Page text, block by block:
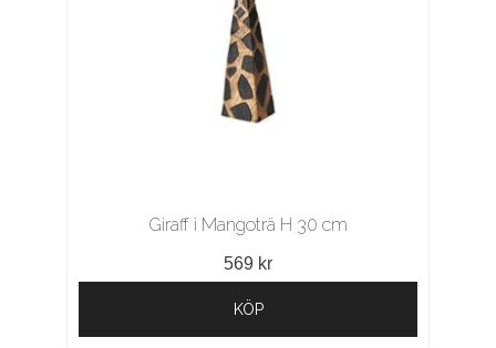
Giraff i Mangoträ H 30 cm
569 kr
KÖP